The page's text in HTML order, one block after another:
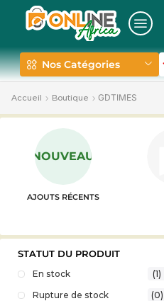
Nos Catégories
Accueil Boutique GDTIMES
NOUVEAU
AJOUTS RÉCENTS
STATUT DU PRODUIT
En stock
(1)
Rupture de stock
(0)